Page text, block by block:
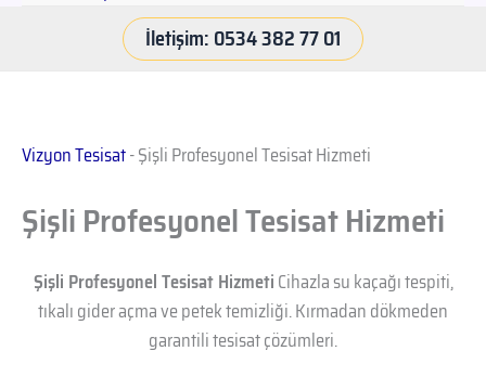
İletişim: 0534 382 77 01
Vizyon Tesisat-Şişli Profesyonel Tesisat Hizmeti
Şişli Profesyonel Tesisat Hizmeti
Şişli Profesyonel Tesisat HizmetiCihazla su kaçağı tespiti,
tıkalı gider açma ve petek temizliği. Kırmadan dökmeden
garantili tesisat çözümleri.